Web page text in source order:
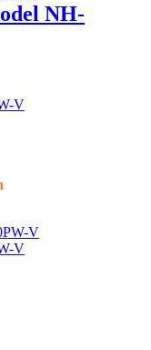
NH-
V
V